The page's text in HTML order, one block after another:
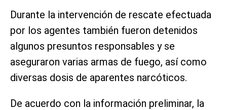
Durante la intervención de rescate efectuada
por los agentes también fueron detenidos
algunos presuntos responsables y se
aseguraron varias armas de fuego, así como
diversas dosis de aparentes narcóticos.
De acuerdo con la información preliminar, la